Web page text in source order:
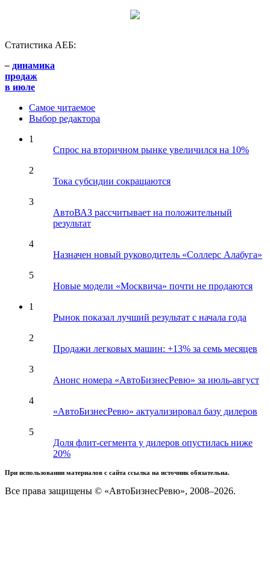
Статистика АЕБ:
– динамика
продаж
в июле
Самое читаемое
Выбор редактора
1
Спрос на вторичном рынке увеличился на 10%
2
Тока субсидии сокращаются
3
АвтоВАЗ рассчитывает на положительный
результат
4
Назначен новый руководитель «Соллерс Алабуга»
5
Новые модели «Москвича» почти не продаются
1
Рынок показал лучший результат с начала года
2
Продажи легковых машин: +13% за семь месяцев
3
Анонс номера «АвтоБизнесРевю» за июль-август
4
«АвтоБизнесРевю» актуализировал базу дилеров
5
Доля флит-сегмента у дилеров опустилась ниже
20%
При использовании материалов с сайта ссылка на источник обязательна.
Все права защищены © «АвтоБизнесРевю», 2008–2026.